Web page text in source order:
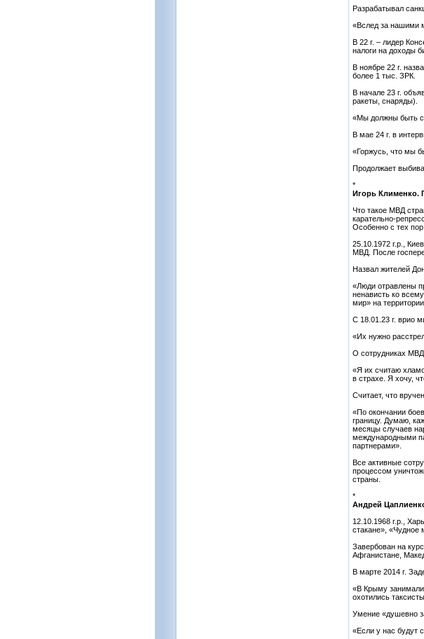
Разрабатывал
«Вслед за нашими
В 22 г. – лидер
налоги на доходы
В ноябре 22 г.
более 1 тыс. ЗРК.
В начале 23 г.
ракеты, снаряды).
«Мы должны быть
В мае 24 г. в
«Горжусь, что мы
Продолжает
*
Игорь Клименко.
Что такое МВД
карательно-
Особенно с тех
25.10.1972 г.р.,
МВД. После
Назвал жителей
«Люди отравлены
ненависть ко
мир» на
С 18.01.23 г. врио
«Их нужно
О сотрудниках
«Я их считаю
в страхе. Я хочу,
Считает, что
«По окончании
границу. Думаю,
месяцы случаев
международными
партнерами».
Все активные
процессом
страны.
*
Андрей
12.10.1968 г.р.,
стакане», «Чудное
Завербован на
Афганистане,
В марте 2014 г.
«В Крыму
охотились
Умение «душевно
«Если у нас будут